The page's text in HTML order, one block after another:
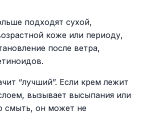
подходят сухой,
коже или периоду,
после ветра,
“лучший”. Если крем лежит
вызывает высыпания или
смыть, он может не